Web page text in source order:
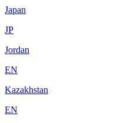
Japan
JP
Jordan
EN
Kazakhstan
EN